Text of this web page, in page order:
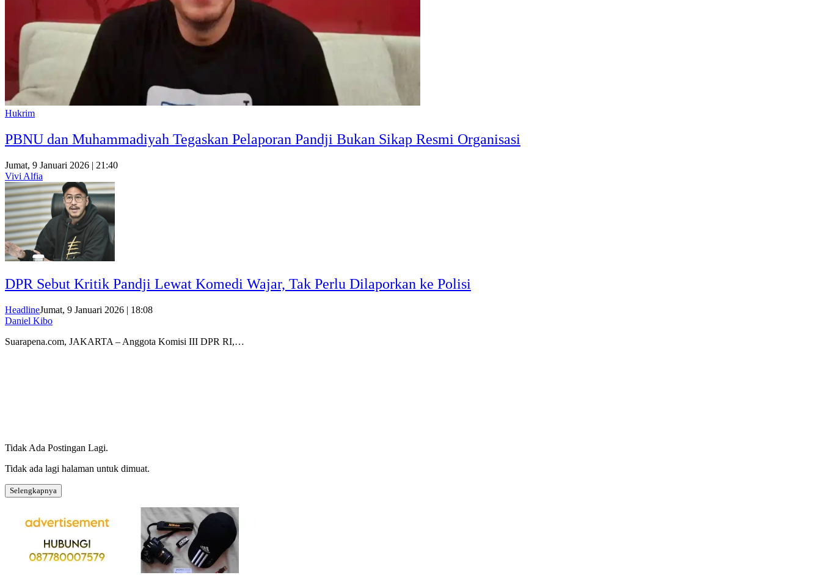
Hukrim
PBNU dan Muhammadiyah Tegaskan Pelaporan Pandji Bukan Sikap Resmi Organisasi
Jumat, 9 Januari 2026 | 21:40
Vivi Alfia
DPR Sebut Kritik Pandji Lewat Komedi Wajar, Tak Perlu Dilaporkan ke Polisi
HeadlineJumat, 9 Januari 2026 | 18:08
Daniel Kibo
Suarapena.com, JAKARTA – Anggota Komisi III DPR RI,…
Tidak Ada Postingan Lagi.
Tidak ada lagi halaman untuk dimuat.
Selengkapnya